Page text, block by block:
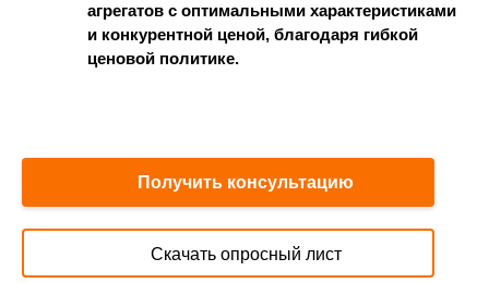
агрегатов с оптимальными характеристиками
и конкурентной ценой, благодаря гибкой
ценовой политике.
Получить консультацию
Скачать опросный лист